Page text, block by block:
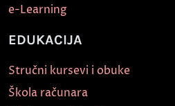
e-Learning
EDUKACIJA
Stručni kursevi i obuke
Škola računara